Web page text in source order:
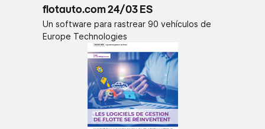
flotauto.com 24/03 ES
Un software para rastrear 90 vehículos de
Europe Technologies